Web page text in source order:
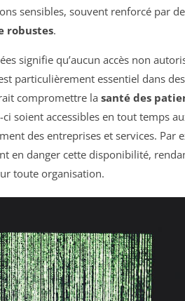
sensibles, souvent renforcé par
robustes.
signifie qu’aucun accès non
particulièrement essentiel dans
compromettre la santé des
soient accessibles en tout temps
des entreprises et services. Par
en danger cette disponibilité,
toute organisation.